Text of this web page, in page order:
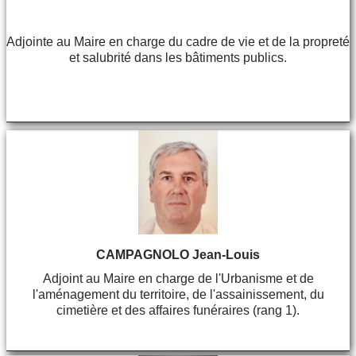
Adjointe au Maire en charge du cadre de vie et de la propreté
et salubrité dans les bâtiments publics.
CAMPAGNOLO Jean-Louis
Adjoint au Maire en charge de l'Urbanisme et de
l'aménagement du territoire, de l'assainissement, du
cimetière et des affaires funéraires (rang 1).